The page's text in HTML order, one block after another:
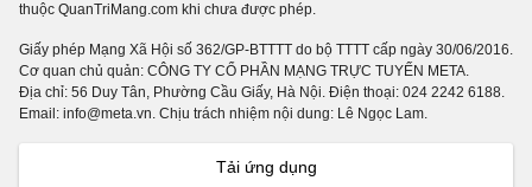
thuộc QuanTriMang.com khi chưa được phép.
Giấy phép Mạng Xã Hội số 362/GP-BTTTT do bộ TTTT cấp ngày 30/06/2016.
Cơ quan chủ quản: CÔNG TY CỔ PHẦN MẠNG TRỰC TUYẾN META.
Địa chỉ: 56 Duy Tân, Phường Cầu Giấy, Hà Nội. Điện thoại: 024 2242 6188.
Email: info@meta.vn. Chịu trách nhiệm nội dung: Lê Ngọc Lam.
Tải ứng dụng